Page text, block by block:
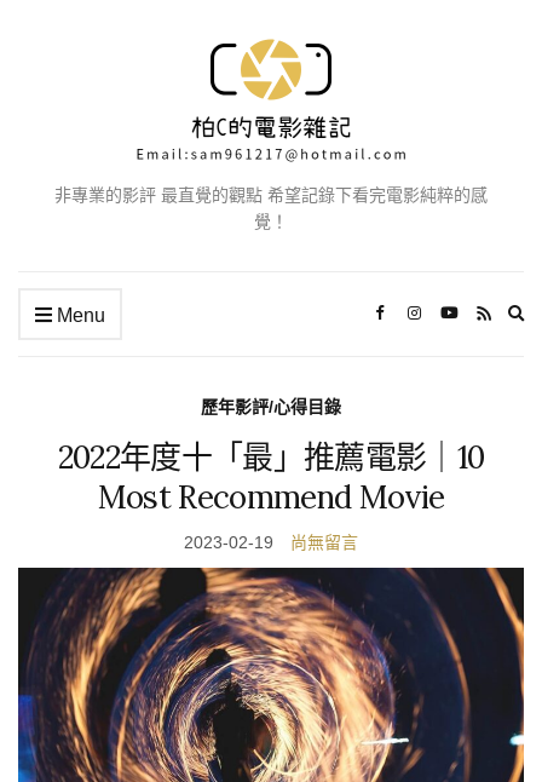
非專業的影評 最直覺的觀點 希望記錄下看完電影純粹的感
覺！
Menu
歷年影評/心得目錄
2022年度十「最」推薦電影｜10
Most Recommend Movie
2023-02-19 尚無留言